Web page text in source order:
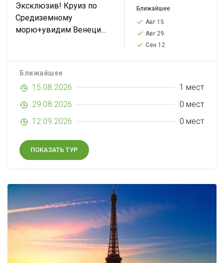
Эксклюзив! Круиз по
Средиземному
морю+увидим Венецию,
Полиньяно, Матера), 7
дней на море в Греции,
Афины, Метеоры,
Ближайшее
Авг 15
Авг 29
Сен 12
Ближайшее
15.08.2026
1 мест
29.08.2026
0 мест
12.09.2026
0 мест
ПОКАЗАТЬ ТУР